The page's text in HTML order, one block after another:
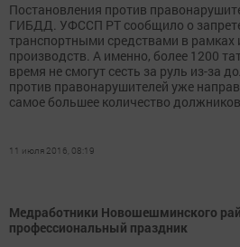
Постановления против
ГИБДД. УФССП РТ сообщило о
транспортными средствами в рамках
производств. А именно, более 1200
время не смогут сесть за руль из-за
против правонарушителей уже
самое большее количество
11 июля 2016, 08:19
Медработники Новошешминского
профессиональный праздник